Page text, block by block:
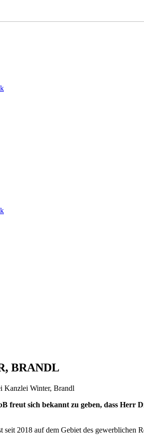
BRANDL
sich bekannt zu geben, dass Herr
2018 auf dem Gebiet des gewerblichen